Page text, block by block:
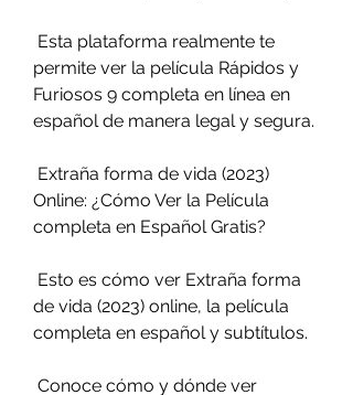
permite ver la película Rápidos y
Furiosos 9 completa en línea en
español de manera legal y segura.
Online: ¿Cómo Ver la Película
completa en Español Gratis?
de vida (2023) online, la película
completa en español y subtítulos.